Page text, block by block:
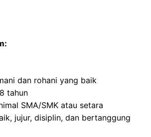
dan rohani yang baik
tahun
SMA/SMK atau setara
jujur, disiplin, dan bertanggung